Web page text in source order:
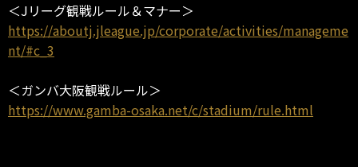
＜Jリーグ観戦ルール＆マナー＞
https://aboutj.jleague.jp/corporate/activities/manageme
nt/#c_3
＜ガンバ大阪観戦ルール＞
https://www.gamba-osaka.net/c/stadium/rule.html